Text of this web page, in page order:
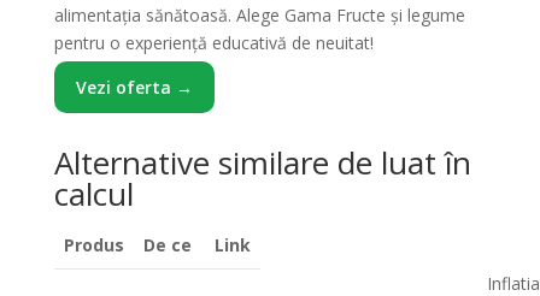
alimentația sănătoasă. Alege Gama Fructe şi legume
pentru o experiență educativă de neuitat!
Vezi oferta →
Alternative similare de luat în
calcul
Produs De ce Link